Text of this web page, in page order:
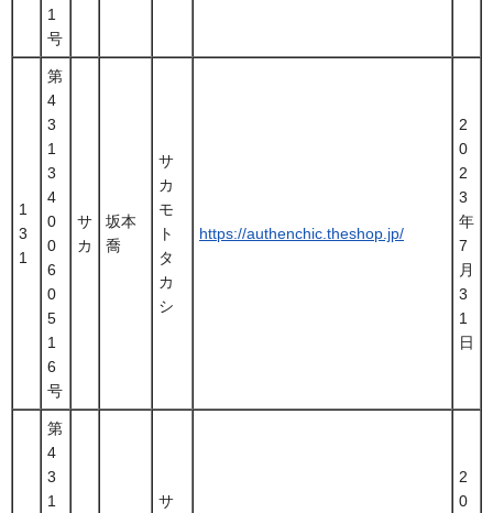
1
号
1
3
1
第
4
3
1
3
4
0
0
6
0
5
1
6
号
サ
カ
坂本
喬
サ
カ
モ
ト
タ
カ
シ
https://authenchic.theshop.jp/
2
0
2
3
年
7
月
3
1
日
第
4
3
1
サ
2
0